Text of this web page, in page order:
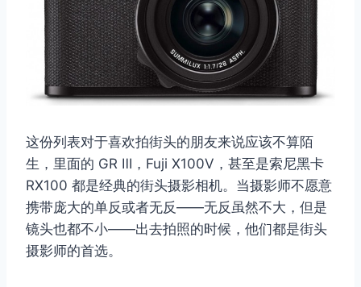
这份列表对于喜欢拍街头的朋友来说应该不算陌
生，里面的 GR Ⅲ，Fuji X100Ⅴ，甚至是索尼黑卡
RX100 都是经典的街头摄影相机。当摄影师不愿意
携带庞大的单反或者无反——无反虽然不大，但是
镜头也都不小——出去拍照的时候，他们都是街头
摄影师的首选。
取消 搜索